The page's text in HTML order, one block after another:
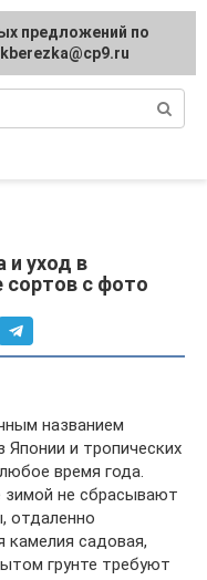
уход
и уход в
сортов с фото
названием
Японии и тропических
время года.
не сбрасывают
отдаленно
камелия садовая,
грунте требуют
предложений по